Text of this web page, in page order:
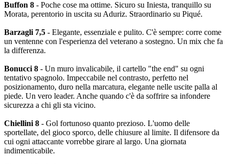
Buffon 8 - Poche cose ma ottime. Sicuro su Iniesta, tranquillo su
Morata, perentorio in uscita su Aduriz. Straordinario su Piqué.
Barzagli 7,5 - Elegante, essenziale e pulito. C'è sempre: corre come
un ventenne con l'esperienza del veterano a sostegno. Un mix che fa
la differenza.
Bonucci 8 - Un muro invalicabile, il cartello "the end" su ogni
tentativo spagnolo. Impeccabile nel contrasto, perfetto nel
posizionamento, duro nella marcatura, elegante nelle uscite palla al
piede. Un vero leader. Anche quando c'è da soffrire sa infondere
sicurezza a chi gli sta vicino.
Chiellini 8 - Gol fortunoso quanto prezioso. L'uomo delle
sportellate, del gioco sporco, delle chiusure al limite. Il difensore da
cui ogni attaccante vorrebbe girare al largo. Una giornata
indimenticabile.